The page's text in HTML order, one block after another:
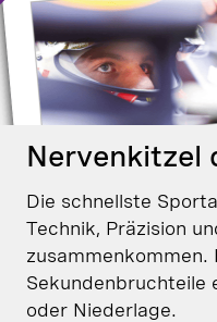
Nervenkitzel
Die schnellste
Technik, Präzision
zusammenkommen.
Sekundenbruchteile
oder Niederlage.